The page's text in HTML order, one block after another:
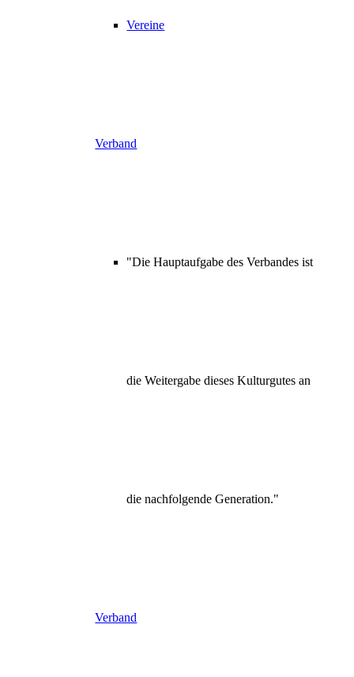
Vereine
Verband
"Die Hauptaufgabe des Verbandes ist
die Weitergabe dieses Kulturgutes an
die nachfolgende Generation."
Verband